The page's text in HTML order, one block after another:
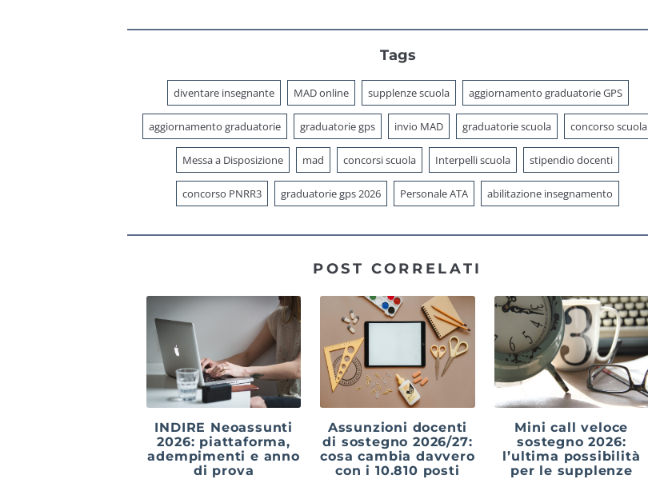
sanzioni
Tags
diventare insegnante MAD online supplenze scuola aggiornamento graduatorie GPS
aggiornamento graduatorie graduatorie gps invio MAD graduatorie scuola concorso scuola
Messa a Disposizione mad concorsi scuola Interpelli scuola stipendio docenti
concorso PNRR3 graduatorie gps 2026 Personale ATA abilitazione insegnamento
POST CORRELATI
INDIRE Neoassunti
2026: piattaforma,
adempimenti e anno
di prova
Assunzioni docenti
di sostegno 2026/27:
cosa cambia davvero
con i 10.810 posti
Mini call veloce
sostegno 2026:
l’ultima possibilità
per le supplenze